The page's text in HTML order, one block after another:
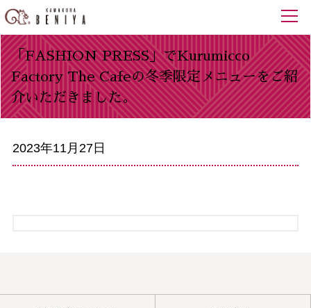
「FASHION PRESS」でKurumicco
Factory The Cafeの冬季限定メニューをご紹
介いただきました。
2023年11月27日